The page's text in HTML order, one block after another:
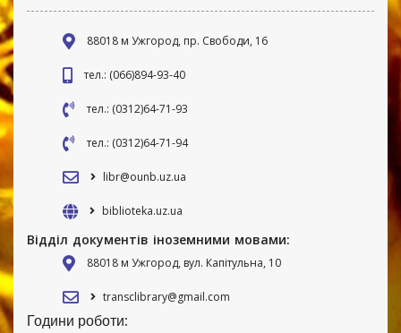
88018 м Ужгород, пр. Свободи, 16
тел.: (066)894-93-40
тел.: (0312)64-71-93
тел.: (0312)64-71-94
libr@ounb.uz.ua
biblioteka.uz.ua
Відділ документів іноземними мовами:
88018 м Ужгород, вул. Капітульна, 10
transclibrary@gmail.com
Години роботи: